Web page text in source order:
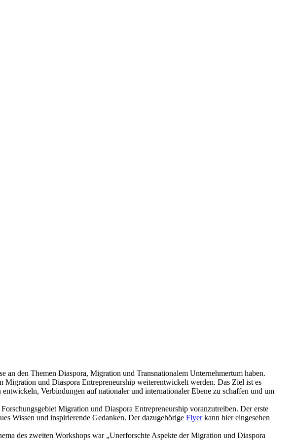
an den Themen Diaspora, Migration und Transnationalem Unternehmertum haben.
Migration und Diaspora Entrepreneurship weiterentwickelt werden. Das Ziel ist es
Verbindungen auf nationaler und internationaler Ebene zu schaffen und um
Migration und Diaspora Entrepreneurship voranzutreiben. Der erste
Wissen und inspirierende Gedanken. Der dazugehörige Flyerkann hier eingesehen
des zweiten Workshops war „Unerforschte Aspekte der Migration und Diaspora